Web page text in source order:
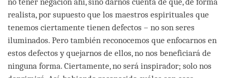
realista, por supuesto que los maestros espirituales que
tenemos ciertamente tienen defectos – no son seres
iluminados. Pero también reconocemos que enfocarnos en
estos defectos y quejarnos de ellos, no nos beneficiará de
ninguna forma. Ciertamente, no será inspirador; solo nos